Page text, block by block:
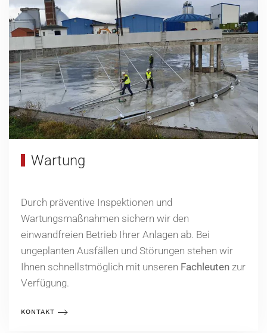
Wartung
Durch präventive Inspektionen und
Wartungsmaßnahmen sichern wir den
einwandfreien Betrieb Ihrer Anlagen ab. Bei
ungeplanten Ausfällen und Störungen stehen wir
Ihnen schnellstmöglich mit unseren Fachleuten zur
Verfügung.
KONTAKT